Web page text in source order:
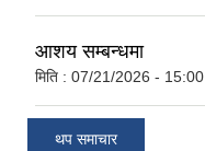
आशय सम्बन्धमा
मिति : 07/21/2026 - 15:00
थप समाचार